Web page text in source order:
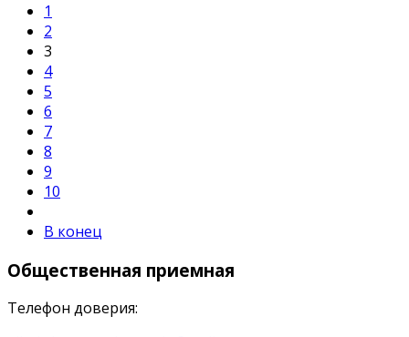
1
2
3
4
5
6
7
8
9
10
В конец
Общественная приемная
Телефон доверия: